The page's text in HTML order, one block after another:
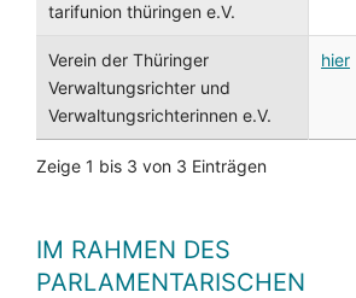
tarifunion thüringen e.V.
Verein der Thüringer
Verwaltungsrichter und
Verwaltungsrichterinnen e.V.
hier
Zeige 1 bis 3 von 3 Einträgen
IM RAHMEN DES
PARLAMENTARISCHEN